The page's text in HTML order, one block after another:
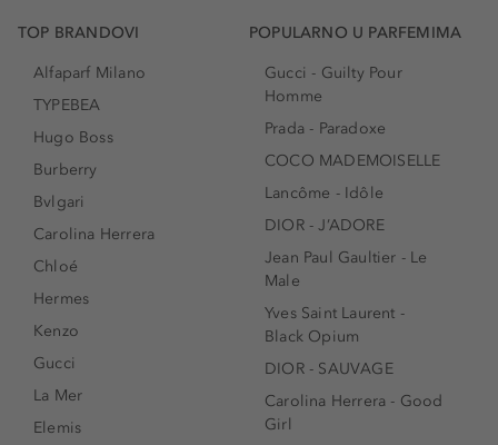
TOP BRANDOVI
Alfaparf Milano
TYPEBEA
Hugo Boss
Burberry
Bvlgari
Carolina Herrera
Chloé
Hermes
Kenzo
Gucci
La Mer
Elemis
POPULARNO U PARFEMIMA
Gucci - Guilty Pour
Homme
Prada - Paradoxe
COCO MADEMOISELLE
Lancôme - Idôle
DIOR - J’ADORE
Jean Paul Gaultier - Le
Male
Yves Saint Laurent -
Black Opium
DIOR - SAUVAGE
Carolina Herrera - Good
Girl